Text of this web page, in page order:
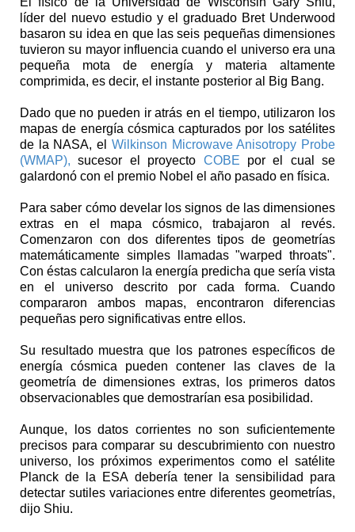
líder del nuevo estudio y el graduado Bret Underwood
basaron su idea en que las seis pequeñas dimensiones
tuvieron su mayor influencia cuando el universo era una
pequeña mota de energía y materia altamente
comprimida, es decir, el instante posterior al Big Bang.
Dado que no pueden ir atrás en el tiempo, utilizaron los
mapas de energía cósmica capturados por los satélites
de la NASA, el Wilkinson Microwave Anisotropy Probe
(WMAP),sucesor el proyecto COBE por el cual se
galardonó con el premio Nobel el año pasado en física.
Para saber cómo develar los signos de las dimensiones
extras en el mapa cósmico, trabajaron al revés.
Comenzaron con dos diferentes tipos de geometrías
matemáticamente simples llamadas "warped throats".
Con éstas calcularon la energía predicha que sería vista
en el universo descrito por cada forma. Cuando
compararon ambos mapas, encontraron diferencias
pequeñas pero significativas entre ellos.
Su resultado muestra que los patrones específicos de
energía cósmica pueden contener las claves de la
geometría de dimensiones extras, los primeros datos
observacionables que demostrarían esa posibilidad.
Aunque, los datos corrientes no son suficientemente
precisos para comparar su descubrimiento con nuestro
universo, los próximos experimentos como el satélite
Planck de la ESA debería tener la sensibilidad para
detectar sutiles variaciones entre diferentes geometrías,
dijo Shiu.